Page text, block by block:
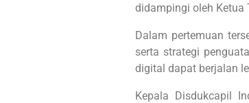
didampingi oleh Ketua
Dalam pertemuan
serta strategi
digital dapat berjalan
Kepala Disdukcapil